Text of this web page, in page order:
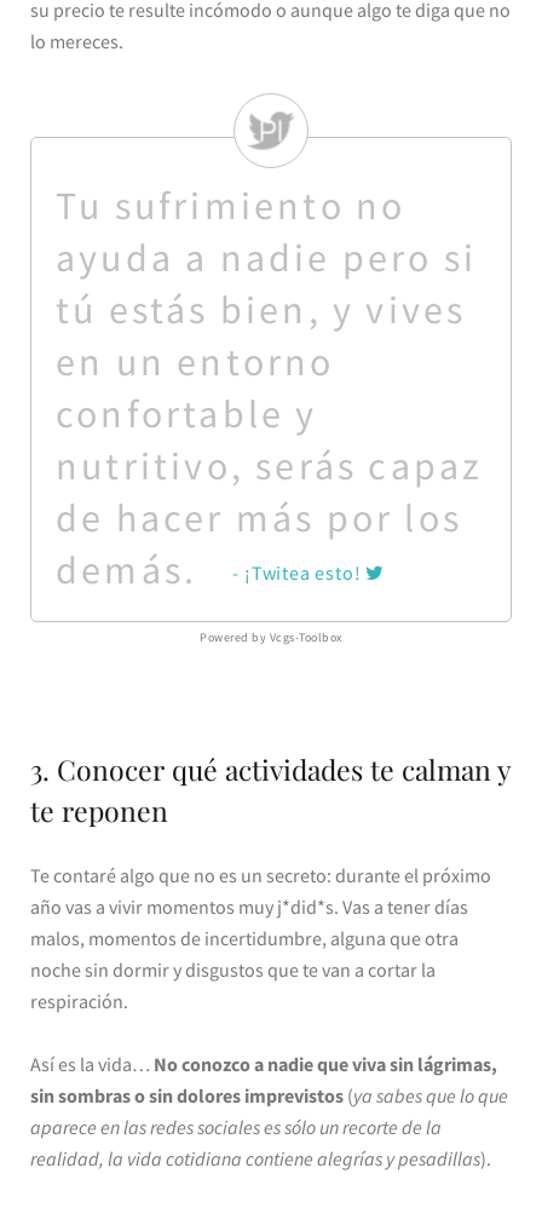
su precio te resulte incómodo o aunque algo te diga que no
lo mereces.
Tu sufrimiento no
ayuda a nadie pero si
tú estás bien, y vives
en un entorno
confortable y
nutritivo, serás capaz
de hacer más por los
demás.
- ¡Twitea esto!
Powered by Vcgs-Toolbox
3. Conocer qué actividades te calman y
te reponen
Te contaré algo que no es un secreto: durante el próximo
año vas a vivir momentos muy j*did*s. Vas a tener días
malos, momentos de incertidumbre, alguna que otra
noche sin dormir y disgustos que te van a cortar la
respiración.
Así es la vida… No conozco a nadie que viva sin lágrimas,
sin sombras o sin dolores imprevistos (ya sabes que lo que
aparece en las redes sociales es sólo un recorte de la
realidad, la vida cotidiana contiene alegrías y pesadillas).